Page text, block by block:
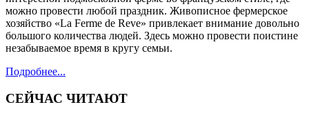
можно провести любой праздник. Живописное фермерское
хозяйство «La Ferme de Reve» привлекает внимание довольно
большого количества людей. Здесь можно провести поистине
незабываемое время в кругу семьи.
Подробнее...
СЕЙЧАС ЧИТАЮТ